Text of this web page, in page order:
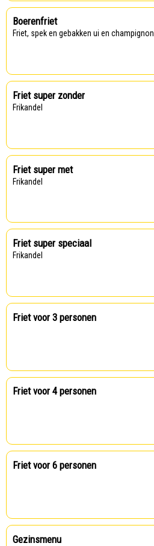
Boerenfriet
Friet, spek en gebakken ui en champignon
Friet super zonder
Frikandel
Friet super met
Frikandel
Friet super speciaal
Frikandel
Friet voor 3 personen
Friet voor 4 personen
Friet voor 6 personen
Gezinsmenu